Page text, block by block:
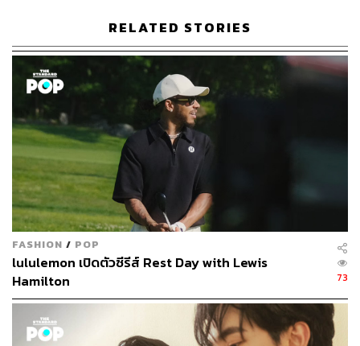
https://horrorbuzz.com/2020/07/11/tomie/
https://www.imdb.com/name/nm9709536/
https://en.wikipedia.org/wiki/Tomie
ภาพประกอบโดย
https://www.imdb.com/name/nm9709536/
TAGS: Quibi ซีรีส์ Manga
405
RELATED STORIES
FASHION / POP
lululemon เปิดตัวซีรีส์ Rest Day with Lewis
Hamilton
73